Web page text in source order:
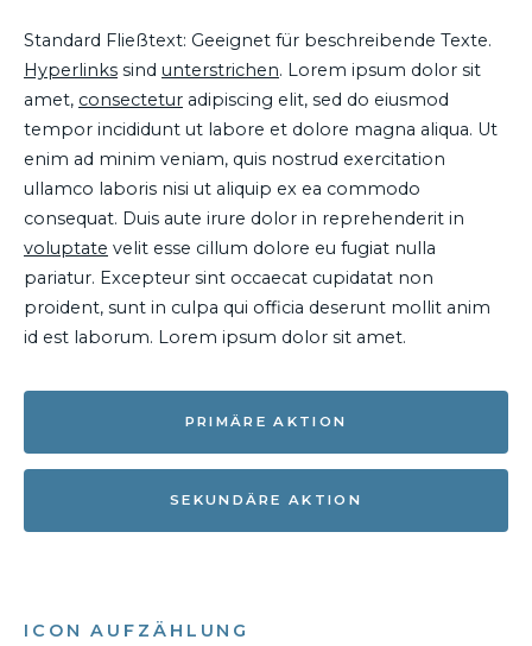
Standard Fließtext: Geeignet für beschreibende Texte.
Hyperlinks sind unterstrichen. Lorem ipsum dolor sit
amet, consectetur adipiscing elit, sed do eiusmod
tempor incididunt ut labore et dolore magna aliqua. Ut
enim ad minim veniam, quis nostrud exercitation
ullamco laboris nisi ut aliquip ex ea commodo
consequat. Duis aute irure dolor in reprehenderit in
voluptate velit esse cillum dolore eu fugiat nulla
pariatur. Excepteur sint occaecat cupidatat non
proident, sunt in culpa qui officia deserunt mollit anim
id est laborum. Lorem ipsum dolor sit amet.
PRIMÄRE AKTION
SEKUNDÄRE AKTION
ICON AUFZÄHLUNG